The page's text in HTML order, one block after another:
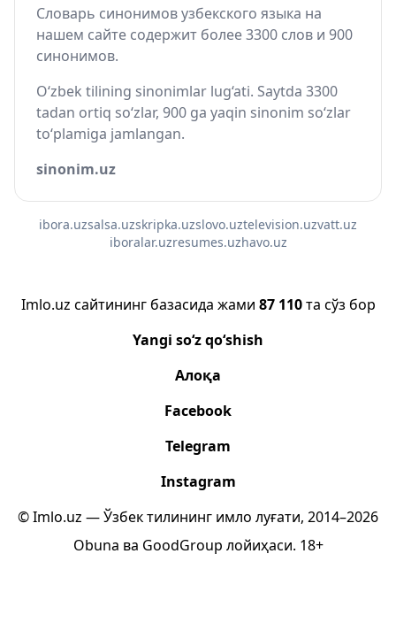
Словарь синонимов узбекского языка на
нашем сайте содержит более 3300 слов и 900
синонимов.
O‘zbek tilining sinonimlar lug‘ati. Saytda 3300
tadan ortiq so‘zlar, 900 ga yaqin sinonim so‘zlar
to‘plamiga jamlangan.
sinonim.uz
ibora.uzsalsa.uzskripka.uzslovo.uztelevision.uzvatt.uz
iboralar.uzresumes.uzhavo.uz
Imlo.uz сайтининг базасида жами 87 110та сўз бор
Yangi so‘z qo‘shish
Алоқа
Facebook
Telegram
Instagram
© Imlo.uz — Ўзбек тилининг имло луғати, 2014–2026
Obuna ва GoodGroup лойиҳаси. 18+